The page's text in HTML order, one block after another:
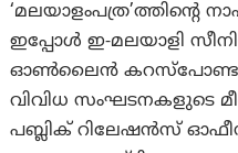
ഇപ്പോൾ ഇ-മലയാളി
ഓണ്‍ലൈന്‍
വിവിധ സംഘടനകളുടെ
പബ്ലിക് റിലേഷന്‍സ്